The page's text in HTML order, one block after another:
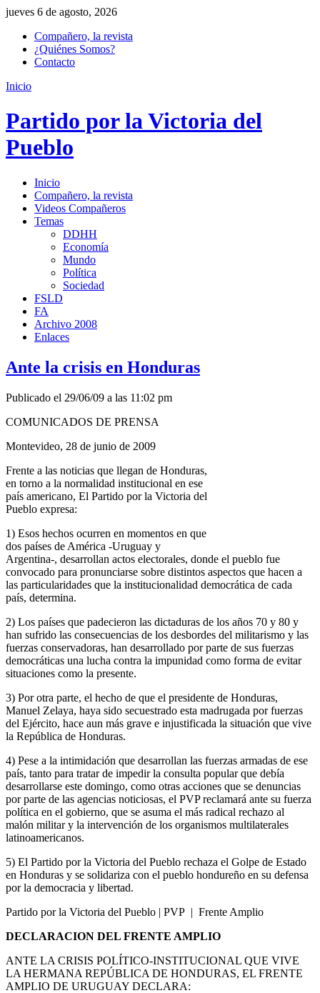
jueves 6 de agosto, 2026
Compañero, la revista
¿Quiénes Somos?
Contacto
Inicio
Partido por la Victoria del
Pueblo
Inicio
Compañero, la revista
Videos Compañeros
Temas
DDHH
Economía
Mundo
Política
Sociedad
FSLD
FA
Archivo 2008
Enlaces
Ante la crisis en Honduras
Publicado el 29/06/09 a las 11:02 pm
COMUNICADOS DE PRENSA
Montevideo, 28 de junio de 2009
Frente a las noticias que llegan de Honduras,
en torno a la normalidad institucional en ese
país americano, El Partido por la Victoria del
Pueblo expresa:
1) Esos hechos ocurren en momentos en que
dos países de América -Uruguay y
Argentina-, desarrollan actos electorales, donde el pueblo fue
convocado para pronunciarse sobre distintos aspectos que hacen a
las particularidades que la institucionalidad democrática de cada
país, determina.
2) Los países que padecieron las dictaduras de los años 70 y 80 y
han sufrido las consecuencias de los desbordes del militarismo y las
fuerzas conservadoras, han desarrollado por parte de sus fuerzas
democráticas una lucha contra la impunidad como forma de evitar
situaciones como la presente.
3) Por otra parte, el hecho de que el presidente de Honduras,
Manuel Zelaya, haya sido secuestrado esta madrugada por fuerzas
del Ejército, hace aun más grave e injustificada la situación que vive
la República de Honduras.
4) Pese a la intimidación que desarrollan las fuerzas armadas de ese
país, tanto para tratar de impedir la consulta popular que debía
desarrollarse este domingo, como otras acciones que se denuncias
por parte de las agencias noticiosas, el PVP reclamará ante su fuerza
política en el gobierno, que se asuma el más radical rechazo al
malón militar y la intervención de los organismos multilaterales
latinoamericanos.
5) El Partido por la Victoria del Pueblo rechaza el Golpe de Estado
en Honduras y se solidariza con el pueblo hondureño en su defensa
por la democracia y libertad.
Partido por la Victoria del Pueblo | PVP | Frente Amplio
DECLARACION DEL FRENTE AMPLIO
ANTE LA CRISIS POLÍTICO-INSTITUCIONAL QUE VIVE
LA HERMANA REPÚBLICA DE HONDURAS, EL FRENTE
AMPLIO DE URUGUAY DECLARA: